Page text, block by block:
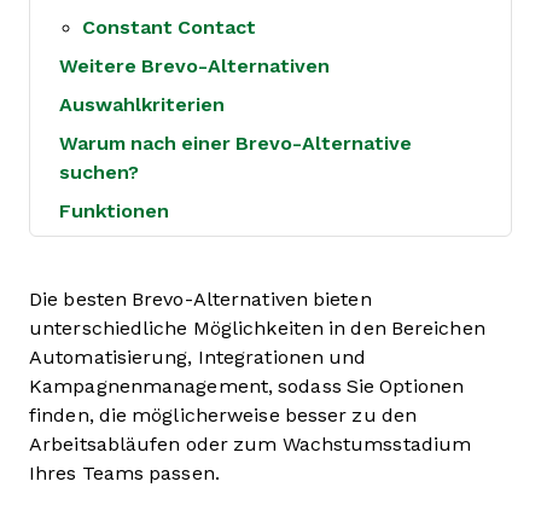
Constant Contact
Weitere Brevo-Alternativen
Auswahlkriterien
Warum nach einer Brevo-Alternative
suchen?
Funktionen
Die besten Brevo-Alternativen bieten
unterschiedliche Möglichkeiten in den Bereichen
Automatisierung, Integrationen und
Kampagnenmanagement, sodass Sie Optionen
finden, die möglicherweise besser zu den
Arbeitsabläufen oder zum Wachstumsstadium
Ihres Teams passen.